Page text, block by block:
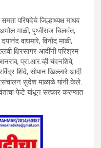
परिषदेचे जिल्हाध्यक्ष माधव
माळी, पृथ्वीराज चिलवंत,
वाघमारे, विनोद माळी,
क्षिरसागर आदींनी परिश्रम
प्रा.आर.व्ही.चंदनशिवे,
शिंदे, सोपान खिल्लारे आदी
सुदेश माळाळे यांनी केले.
फेटे बांधून सत्कार करण्यात